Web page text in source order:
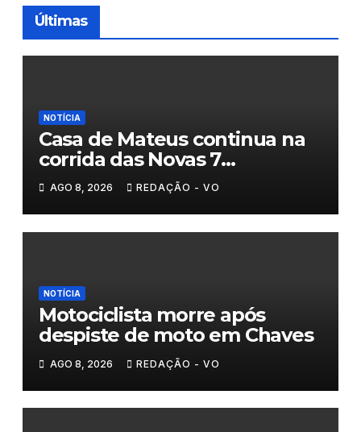
Últimas
NOTÍCIA
Casa de Mateus continua na
corrida das Novas 7
Maravilhas de Portugal
AGO 8, 2026 REDAÇÃO - VO
NOTÍCIA
Motociclista morre após
despiste de moto em Chaves
AGO 8, 2026 REDAÇÃO - VO